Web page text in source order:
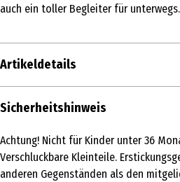
auch ein toller Begleiter für unterwegs.
Artikeldetails
Inhalt
Produkttyp
Mal- und Zeichentafeln
Sicherheitshinweis
Achtung! Nicht für Kinder unter 36
Verschluckbare Kleinteile.
anderen Gegenständen als den